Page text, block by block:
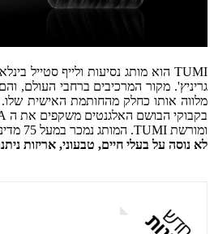
ומורשת TUMI. המותג נמכר במעל 75 מדינות עם יותר מ 2,000 נקודות מכירה.
לא נוסה על בעלי חיים, טבעוני, אריזות